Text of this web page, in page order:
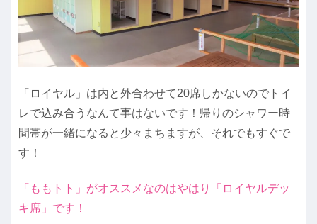
「ロイヤル」は内と外合わせて20席しかないのでトイ
レで込み合うなんて事はないです！帰りのシャワー時
間帯が一緒になると少々まちますが、それでもすぐで
す！
「ももトト」がオススメなのはやはり「ロイヤルデッ
キ席」です！